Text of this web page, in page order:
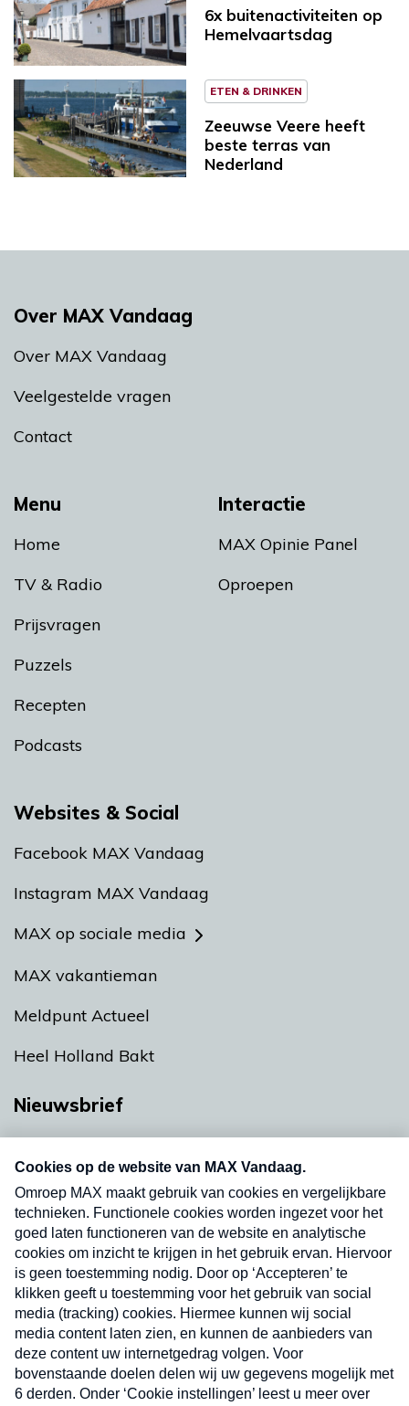
6x buitenactiviteiten op
Hemelvaartsdag
ETEN & DRINKEN
Zeeuwse Veere heeft
beste terras van
Nederland
Menu
Home
TV & Radio
Prijsvragen
Puzzels
Recepten
Podcasts
Interactie
MAX Opinie Panel
Oproepen
Over MAX Vandaag
Over MAX Vandaag
Veelgestelde vragen
Contact
Websites & Social
Facebook MAX Vandaag
Instagram MAX Vandaag
MAX op sociale media
MAX vakantieman
Meldpunt Actueel
Heel Holland Bakt
Nieuwsbrief
Neem hier een gratis abonnement op onze
nieuwsbrief. Elke vrijdag- en dinsdagochtend in
uw mailbox.
Verzend